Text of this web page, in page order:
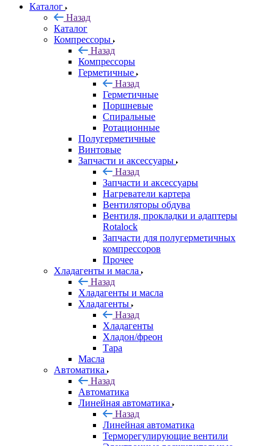
Каталог
Назад
Каталог
Компрессоры
Назад
Компрессоры
Герметичные
Назад
Герметичные
Поршневые
Спиральные
Ротационные
Полугерметичные
Винтовые
Запчасти и аксессуары
Назад
Запчасти и аксессуары
Нагреватели картера
Вентиляторы обдува
Вентиля, прокладки и адаптеры
Rotalock
Запчасти для полугерметичных
компрессоров
Прочее
Хладагенты и масла
Назад
Хладагенты и масла
Хладагенты
Назад
Хладагенты
Хладон/фреон
Тара
Масла
Автоматика
Назад
Автоматика
Линейная автоматика
Назад
Линейная автоматика
Терморегулирующие вентили